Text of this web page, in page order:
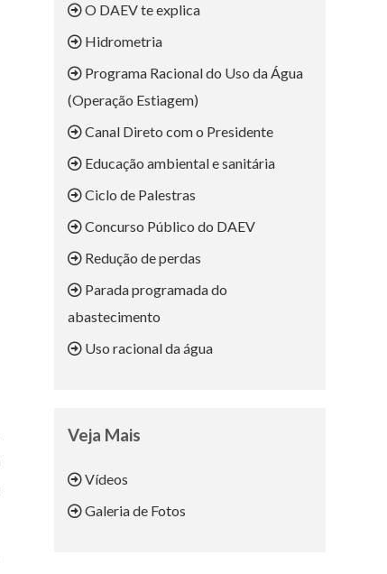
O DAEV te explica
Hidrometria
Programa Racional do Uso da Água
(Operação Estiagem)
Canal Direto com o Presidente
Educação ambiental e sanitária
Ciclo de Palestras
Concurso Público do DAEV
Redução de perdas
Parada programada do
abastecimento
Uso racional da água
Veja Mais
Vídeos
Galeria de Fotos